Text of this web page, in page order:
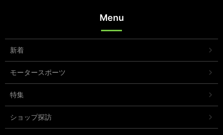
Menu
新着
モータースポーツ
特集
ショップ探訪